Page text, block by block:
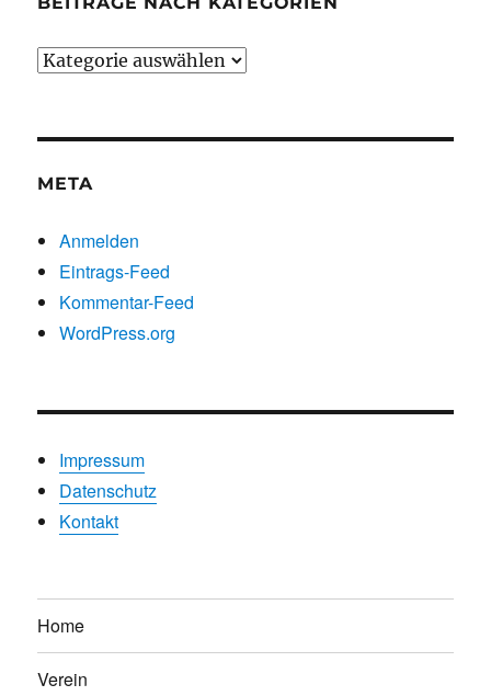
Beiträge
META
Anmelden
Eintrags-Feed
Kommentar-Feed
WordPress.org
Impressum
Datenschutz
Kontakt
Home
Verein